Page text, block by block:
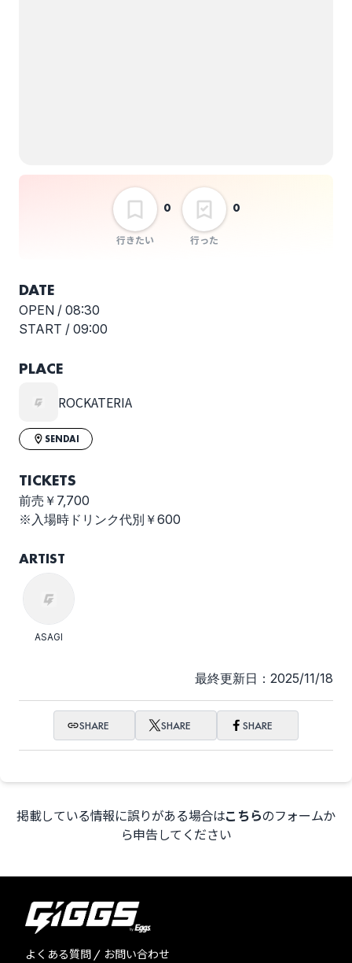
行きたい
0
行った
0
DATE
OPEN / 08:30
START / 09:00
PLACE
ROCKATERIA
SENDAI
TICKETS
前売￥7,700
※入場時ドリンク代別￥600
ARTIST
ASAGI
最終更新日：2025/11/18
SHARE SHARE SHARE
掲載している情報に誤りがある場合はこちらのフォームか
ら申告してください
よくある質問 / お問い合わせ